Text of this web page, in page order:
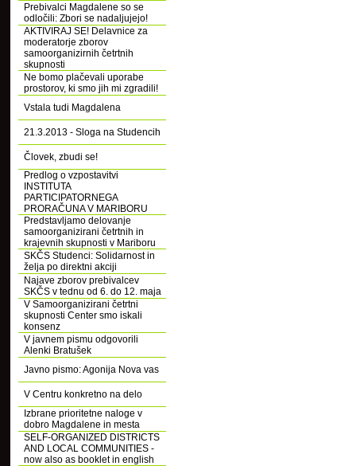
Prebivalci Magdalene so se
odločili: Zbori se nadaljujejo!
AKTIVIRAJ SE! Delavnice za
moderatorje zborov
samoorganizirnih četrtnih
skupnosti
Ne bomo plačevali uporabe
prostorov, ki smo jih mi zgradili!
Vstala tudi Magdalena
21.3.2013 - Sloga na Studencih
Človek, zbudi se!
Predlog o vzpostavitvi
INSTITUTA
PARTICIPATORNEGA
PRORAČUNA V MARIBORU
Predstavljamo delovanje
samoorganizirani četrtnih in
krajevnih skupnosti v Mariboru
SKČS Studenci: Solidarnost in
želja po direktni akciji
Najave zborov prebivalcev
SKČS v tednu od 6. do 12. maja
V Samoorganizirani četrtni
skupnosti Center smo iskali
konsenz
V javnem pismu odgovorili
Alenki Bratušek
Javno pismo: Agonija Nova vas
V Centru konkretno na delo
Izbrane prioritetne naloge v
dobro Magdalene in mesta
SELF-ORGANIZED DISTRICTS
AND LOCAL COMMUNITIES -
now also as booklet in english